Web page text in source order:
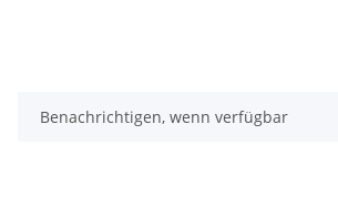
Benachrichtigen, wenn verfügbar